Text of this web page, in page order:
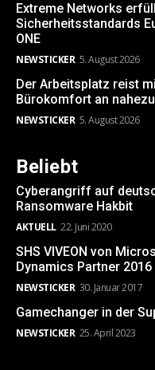
Extreme Networks
Sicherheitsstandards
ONE
NEWSTICKER 5. August 2026
Der Arbeitsplatz reist
Bürokomfort an
NEWSTICKER 5. August 2026
Beliebt
Cyberangriff auf
Ransomware Hakbit
AKTUELL 22. Juni 2020
SHS VIVEON von
Dynamics Partner
NEWSTICKER 30. Januar 2017
Gamechanger in der
NEWSTICKER 25. April 2023